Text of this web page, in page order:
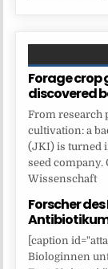
Forage crop
discovered
From research
cultivation: a
(JKI) is turned
seed
Wissenschaft
Forscher des
[caption
Biologinnen